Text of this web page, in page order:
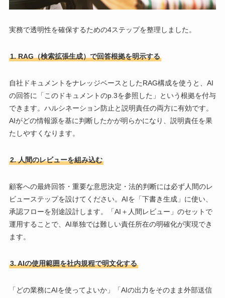
実務で透明性を確保するための4ステップを整理しました。
1. RAG（検索拡張生成）で回答根拠を明示する
自社ドキュメントをナレッジベースとしたRAG構成を使うと、AI
の回答に「このドキュメントのp.3を参照した」という根拠を付与
できます。ハルシネーション防止と説明責任の両方に有効です。
AIがどの情報源を基に判断したかが明らかになり、説明責任を果
たしやすくなります。
2. 人間のレビューを組み込む
顧客への最終回答・重要な意思決定・法的判断には必ず人間のレ
ビューステップを設けてください。AIを「下書き生成」に使い、
承認フローを別途設計します。「AI＋人間レビュー」のセットで
運用することで、AI単独では難しい責任所在の明確化が実現でき
ます。
3. AIの使用範囲を社内規程で明文化する
「どの業務にAIを使ってよいか」「AIの出力をそのまま外部送信